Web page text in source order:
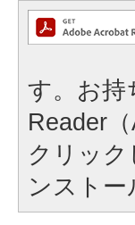
す。お持
Reader
クリッ
ンストー